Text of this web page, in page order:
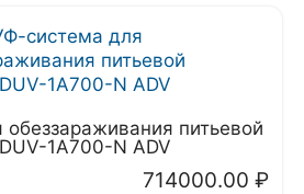
питьевой
1A700-N ADV
714000.00 ₽